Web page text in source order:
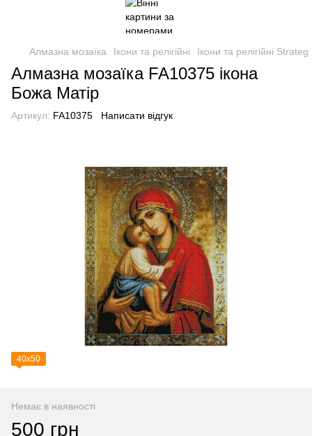
Алмазна мозаїка Ікони та релігійні Ікони та релігійні Strateg
Алмазна мозаїка FA10375 ікона
Божа Матір
Артикул: FA10375 Написати відгук
40х50
Немає в наявності
500 грн